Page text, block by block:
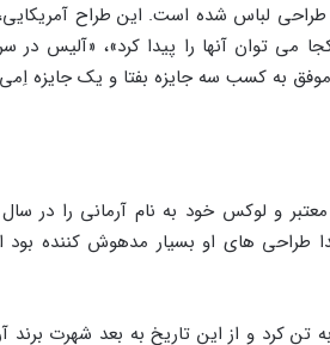
بهترین طراحی لباس شده است. این طراح
می توان آنها را پیدا کرد»، «آلیس در
به کسب سه جایزه بفتا و یک جایزه
طراحی های او بسیار مدهوش کننده بود
را به تن کرد و از این تاریخ به بعد شهرت برند